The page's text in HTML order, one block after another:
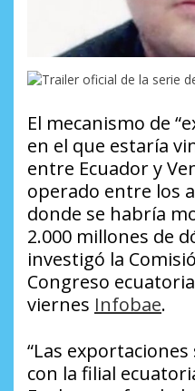
El mecanismo de
en el que estaría
entre Ecuador y
operado entre los
donde se habría
2.000 millones de
investigó la
Congreso
viernes Infobae.
“Las
con la filial